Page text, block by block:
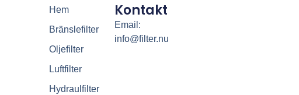
Hem
Bränslefilter
Oljefilter
Luftfilter
Hydraulfilter
Kontakt
Email:
info@filter.nu